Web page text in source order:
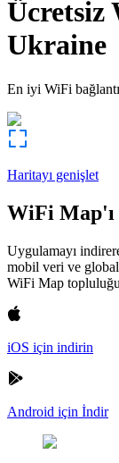
Ücretsiz
Ukraine
En iyi WiFi
Haritayı genişlet
WiFi Map'ı
Uygulamayı
mobil veri ve
WiFi Map
iOS için indirin
Android için İndir